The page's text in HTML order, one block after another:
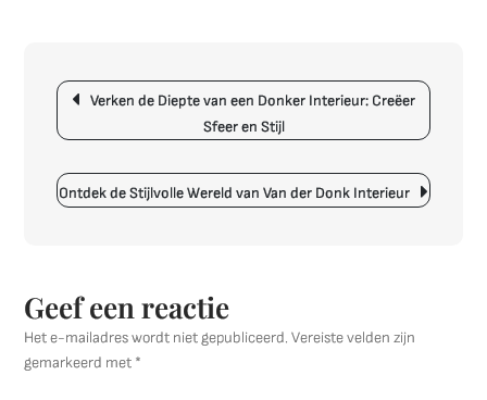
Rust
en
een
Wit
Berichtnavigatie
Verken de Diepte van een Donker Interieur: Creëer
Sfeer en Stijl
Ontdek de Stijlvolle Wereld van Van der Donk Interieur
Geef een reactie
Het e-mailadres wordt niet gepubliceerd. Vereiste velden zijn
gemarkeerd met *